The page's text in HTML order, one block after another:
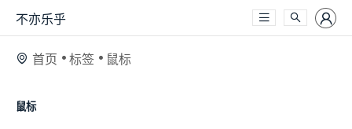
不亦乐乎
首页 标签 鼠标
鼠标